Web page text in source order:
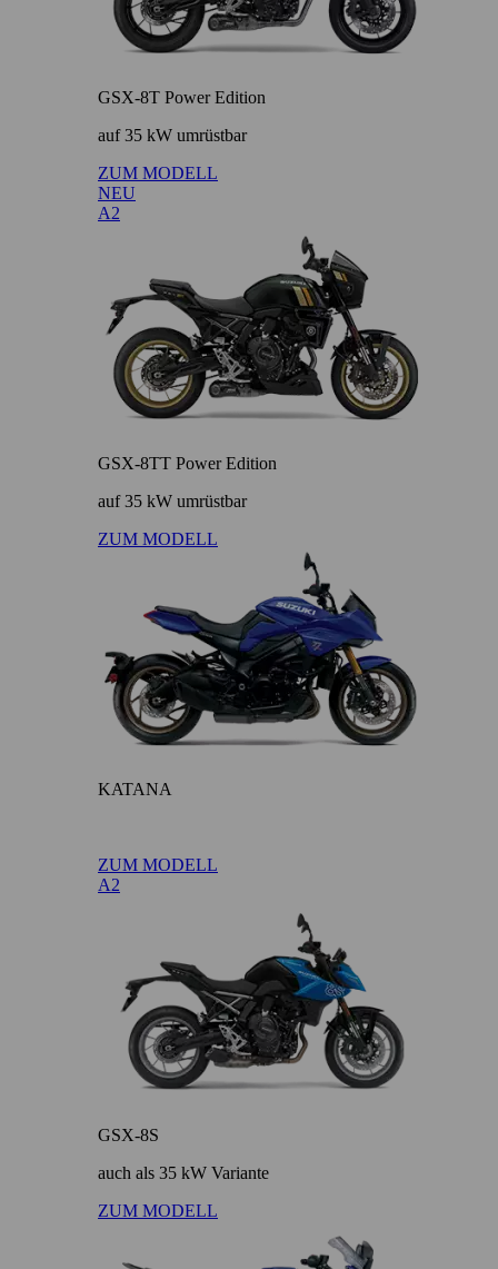
GSX-8T Power Edition
auf 35 kW umrüstbar
ZUM MODELL
NEU
A2
GSX-8TT Power Edition
auf 35 kW umrüstbar
ZUM MODELL
KATANA
ZUM MODELL
A2
GSX-8S
auch als 35 kW Variante
ZUM MODELL